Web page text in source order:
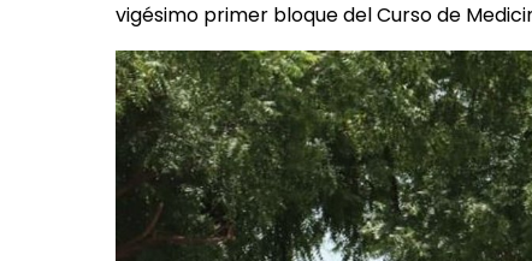
vigésimo primer bloque del Curso de